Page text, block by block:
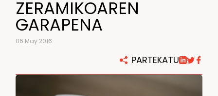
ZERAMIKOAREN
GARAPENA
06 May 2016
PARTEKATU